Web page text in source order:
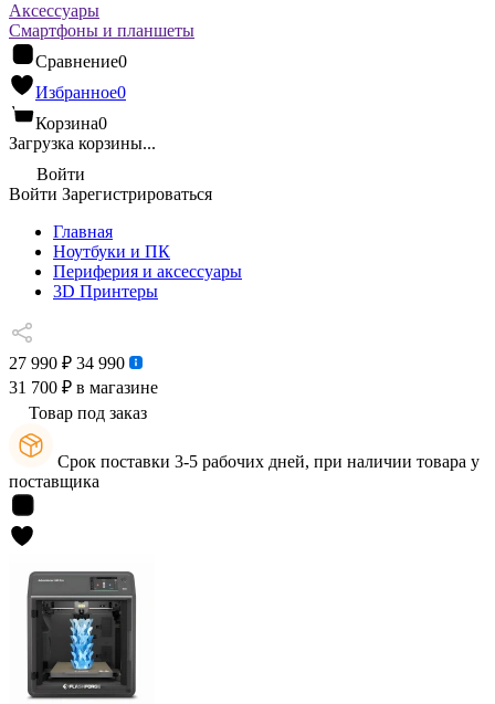
Аксессуары
Смартфоны и планшеты
Сравнение0
Избранное0
Корзина0
Загрузка корзины...
Войти
Войти Зарегистрироваться
Главная
Ноутбуки и ПК
Периферия и аксессуары
3D Принтеры
27 990 ₽ 34 990
31 700 ₽ в магазине
Товар под заказ
Срок поставки 3-5 рабочих дней, при наличии товара у
поставщика